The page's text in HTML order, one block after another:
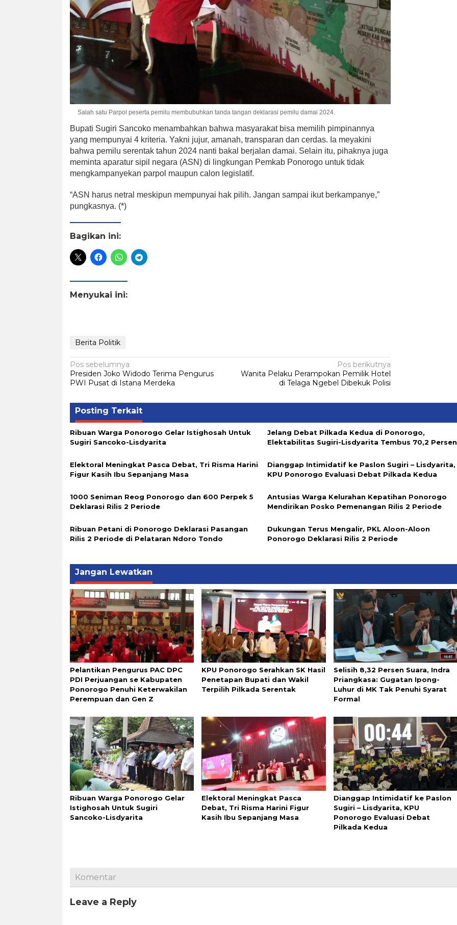
Salah satu Parpol peserta pemilu membubuhkan tanda tangan deklarasi pemilu damai 2024.
Bupati Sugiri Sancoko menambahkan bahwa masyarakat bisa memilih pimpinannya
yang mempunyai 4 kriteria. Yakni jujur, amanah, transparan dan cerdas. Ia meyakini
bahwa pemilu serentak tahun 2024 nanti bakal berjalan damai. Selain itu, pihaknya juga
meminta aparatur sipil negara (ASN) di lingkungan Pemkab Ponorogo untuk tidak
mengkampanyekan parpol maupun calon legislatif.
“ASN harus netral meskipun mempunyai hak pilih. Jangan sampai ikut berkampanye,”
pungkasnya. (*)
Bagikan ini:
Menyukai ini:
Berita Politik
Navigasi
pos
Pos sebelumnya
Presiden Joko Widodo Terima Pengurus
PWI Pusat di Istana Merdeka
Pos berikutnya
Wanita Pelaku Perampokan Pemilik Hotel
di Telaga Ngebel Dibekuk Polisi
Posting Terkait
Ribuan Warga Ponorogo Gelar Istighosah Untuk
Sugiri Sancoko-Lisdyarita
Jelang Debat Pilkada Kedua di Ponorogo,
Elektabilitas Sugiri-Lisdyarita Tembus 70,2 Persen
Elektoral Meningkat Pasca Debat, Tri Risma Harini
Figur Kasih Ibu Sepanjang Masa
Dianggap Intimidatif ke Paslon Sugiri – Lisdyarita,
KPU Ponorogo Evaluasi Debat Pilkada Kedua
1000 Seniman Reog Ponorogo dan 600 Perpek 5
Deklarasi Rilis 2 Periode
Antusias Warga Kelurahan Kepatihan Ponorogo
Mendirikan Posko Pemenangan Rilis 2 Periode
Ribuan Petani di Ponorogo Deklarasi Pasangan
Rilis 2 Periode di Pelataran Ndoro Tondo
Dukungan Terus Mengalir, PKL Aloon-Aloon
Ponorogo Deklarasi Rilis 2 Periode
Jangan Lewatkan
Pelantikan Pengurus PAC DPC
PDI Perjuangan se Kabupaten
Ponorogo Penuhi Keterwakilan
Perempuan dan Gen Z
KPU Ponorogo Serahkan SK Hasil
Penetapan Bupati dan Wakil
Terpilih Pilkada Serentak
Selisih 8,32 Persen Suara, Indra
Priangkasa: Gugatan Ipong-
Luhur di MK Tak Penuhi Syarat
Formal
Ribuan Warga Ponorogo Gelar
Istighosah Untuk Sugiri
Sancoko-Lisdyarita
Elektoral Meningkat Pasca
Debat, Tri Risma Harini Figur
Kasih Ibu Sepanjang Masa
Dianggap Intimidatif ke Paslon
Sugiri – Lisdyarita, KPU
Ponorogo Evaluasi Debat
Pilkada Kedua
Komentar
Leave a Reply